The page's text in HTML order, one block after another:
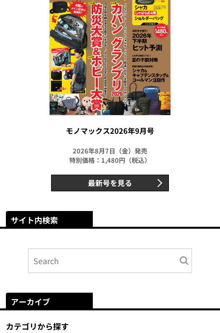
モノマックス2026年9月号
2026年8月7日（金）発売
特別価格：1,480円（税込）
最新号を見る
サイト内検索
アーカイブ
カテゴリから探す